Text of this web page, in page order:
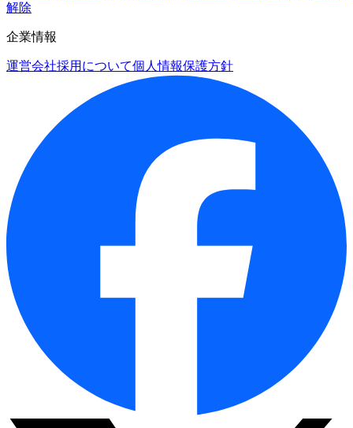
解除
企業情報
運営会社採用について個人情報保護方針